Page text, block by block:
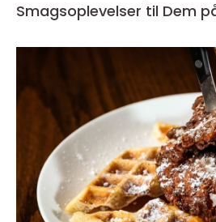
Smagsoplevelser til Dem